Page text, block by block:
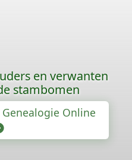
en verwanten
stambomen
Online